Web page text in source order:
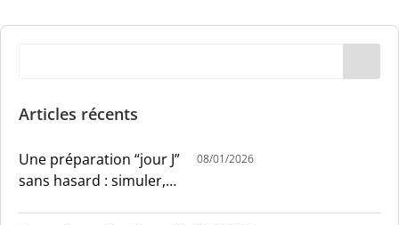
Articles récents
Une préparation “jour J”
sans hasard : simuler,
08/01/2026